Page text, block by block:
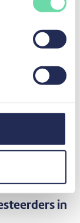
in